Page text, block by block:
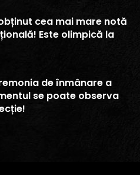
cea mai mare notă
Este olimpică la
de înmânare a
se poate observa